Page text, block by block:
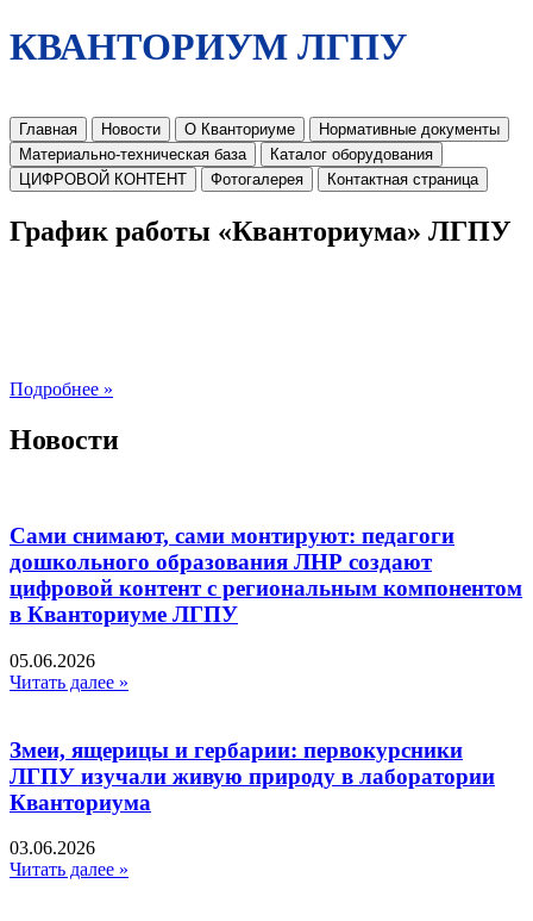
КВАНТОРИУМ ЛГПУ
Главная Новости О Кванториуме
Нормативные документы
Материально-техническая база
Каталог оборудования
ЦИФРОВОЙ КОНТЕНТ
Фотогалерея Контактная страница
График работы «Кванториума» ЛГПУ
Подробнее »
Новости
Сами снимают, сами монтируют: педагоги
дошкольного образования ЛНР создают
цифровой контент с региональным компонентом
в Кванториуме ЛГПУ​
05.06.2026
Читать далее »
Змеи, ящерицы и гербарии: первокурсники
ЛГПУ изучали живую природу в лаборатории
Кванториума
03.06.2026
Читать далее »